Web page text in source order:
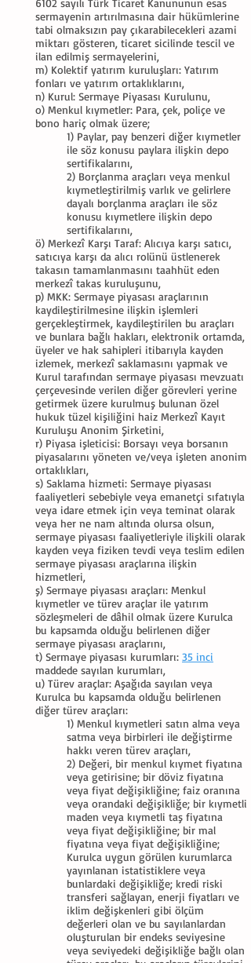
6102 sayılı Türk Ticaret Kanununun esas
sermayenin artırılmasına dair hükümlerine
tabi olmaksızın pay çıkarabilecekleri azami
miktarı gösteren, ticaret sicilinde tescil ve
ilan edilmiş sermayelerini,
m) Kolektif yatırım kuruluşları: Yatırım
fonları ve yatırım ortaklıklarını,
n) Kurul: Sermaye Piyasası Kurulunu,
o) Menkul kıymetler: Para, çek, poliçe ve
bono hariç olmak üzere;
1) Paylar, pay benzeri diğer kıymetler
ile söz konusu paylara ilişkin depo
sertifikalarını,
2) Borçlanma araçları veya menkul
kıymetleştirilmiş varlık ve gelirlere
dayalı borçlanma araçları ile söz
konusu kıymetlere ilişkin depo
sertifikalarını,
ö) Merkezî Karşı Taraf: Alıcıya karşı satıcı,
satıcıya karşı da alıcı rolünü üstlenerek
takasın tamamlanmasını taahhüt eden
merkezî takas kuruluşunu,
p) MKK: Sermaye piyasası araçlarının
kaydileştirilmesine ilişkin işlemleri
gerçekleştirmek, kaydileştirilen bu araçları
ve bunlara bağlı hakları, elektronik ortamda,
üyeler ve hak sahipleri itibarıyla kayden
izlemek, merkezî saklamasını yapmak ve
Kurul tarafından sermaye piyasası mevzuatı
çerçevesinde verilen diğer görevleri yerine
getirmek üzere kurulmuş bulunan özel
hukuk tüzel kişiliğini haiz Merkezî Kayıt
Kuruluşu Anonim Şirketini,
r) Piyasa işleticisi: Borsayı veya borsanın
piyasalarını yöneten ve/veya işleten anonim
ortaklıkları,
s) Saklama hizmeti: Sermaye piyasası
faaliyetleri sebebiyle veya emanetçi sıfatıyla
veya idare etmek için veya teminat olarak
veya her ne nam altında olursa olsun,
sermaye piyasası faaliyetleriyle ilişkili olarak
kayden veya fiziken tevdi veya teslim edilen
sermaye piyasası araçlarına ilişkin
hizmetleri,
ş) Sermaye piyasası araçları: Menkul
kıymetler ve türev araçlar ile yatırım
sözleşmeleri de dâhil olmak üzere Kurulca
bu kapsamda olduğu belirlenen diğer
sermaye piyasası araçlarını,
t) Sermaye piyasası kurumları: 35 inci
maddede sayılan kurumları,
u) Türev araçlar: Aşağıda sayılan veya
Kurulca bu kapsamda olduğu belirlenen
diğer türev araçları:
1) Menkul kıymetleri satın alma veya
satma veya birbirleri ile değiştirme
hakkı veren türev araçları,
2) Değeri, bir menkul kıymet fiyatına
veya getirisine; bir döviz fiyatına
veya fiyat değişikliğine; faiz oranına
veya orandaki değişikliğe; bir kıymetli
maden veya kıymetli taş fiyatına
veya fiyat değişikliğine; bir mal
fiyatına veya fiyat değişikliğine;
Kurulca uygun görülen kurumlarca
yayınlanan istatistiklere veya
bunlardaki değişikliğe; kredi riski
transferi sağlayan, enerji fiyatları ve
iklim değişkenleri gibi ölçüm
değerleri olan ve bu sayılanlardan
oluşturulan bir endeks seviyesine
veya seviyedeki değişikliğe bağlı olan